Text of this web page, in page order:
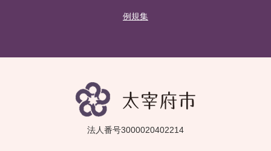
例規集
法人番号3000020402214